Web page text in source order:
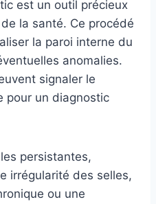
est un outil précieux
la santé. Ce procédé
la paroi interne du
anomalies.
signaler le
pour un diagnostic
persistantes,
irrégularité des selles,
ou une